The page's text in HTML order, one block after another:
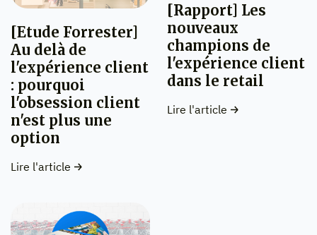
[Etude Forrester]
Au delà de
l'expérience client
: pourquoi
l'obsession client
n'est plus une
option
Lire l'article
[Rapport] Les
nouveaux
champions de
l'expérience client
dans le retail
Lire l'article